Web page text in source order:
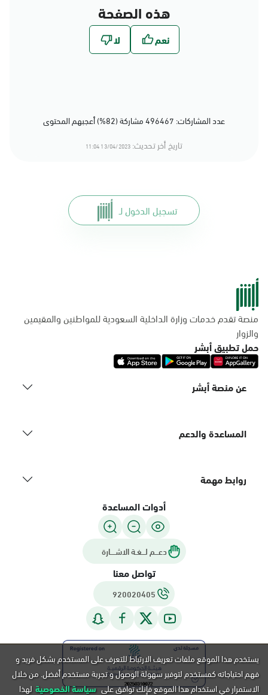
هذه الصفحة
عدد المشاركات: 496467 مشاركة (82%) أعجبهم المحتوى
تاريخ أخر تحديث: 13/04/2023 11:04
تسجيل الدخول لـ
منصة تقدم خدمات وزارة الداخلية السعودية للمواطنين والمقيمين
والزوار
حمل تطبيق أبشر
عن منصة أبشر
المساعدة والدعم
روابط مهمة
أدوات المساعدة
دعـــم لـــغـة الاشــــارة
تواصل معنا
920020405
يستخدم هذا الموقع ملفات تعريف الارتباط للتعرف على المستخدم بشكل فريد و
فهم احتياجاته كمستخدم لتوفير سهولة الوصول و تجربة مستخدم أفضل. من خلال
الاستمرار في استخدام هذا الموقع فإنك توافق على سياسة الخصوصية لهذا